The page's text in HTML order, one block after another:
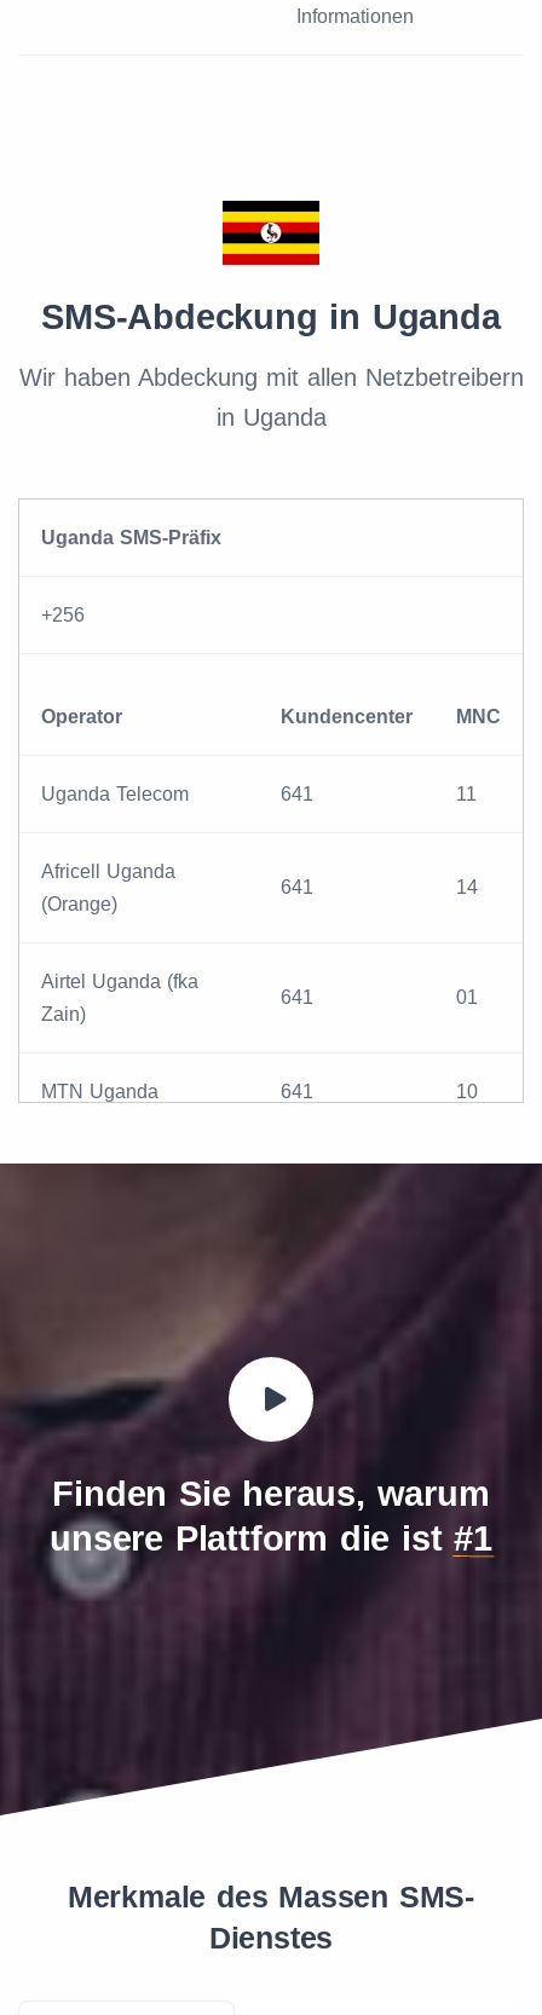
Informationen
SMS-Abdeckung in Uganda
Wir haben Abdeckung mit allen Netzbetreibern
in Uganda
Uganda SMS-Präfix
+256
Operator Kundencenter MNC
Uganda Telecom 641 11
Africell Uganda
(Orange)
641 14
Airtel Uganda (fka
Zain)
641 01
MTN Uganda 641 10
Smart Telecom
Finden Sie heraus, warum
unsere Plattform die ist#1
Merkmale des Massen SMS-
Dienstes